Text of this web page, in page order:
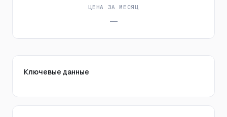
ЦЕНА ЗА МЕСЯЦ
—
Ключевые данные